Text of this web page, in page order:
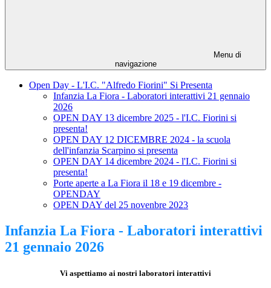
Menu di
navigazione
Open Day - L'I.C. "Alfredo Fiorini" Si Presenta
Infanzia La Fiora - Laboratori interattivi 21 gennaio
2026
OPEN DAY 13 dicembre 2025 - l'I.C. Fiorini si
presenta!
OPEN DAY 12 DICEMBRE 2024 - la scuola
dell'infanzia Scarpino si presenta
OPEN DAY 14 dicembre 2024 - l'I.C. Fiorini si
presenta!
Porte aperte a La Fiora il 18 e 19 dicembre -
OPENDAY
OPEN DAY del 25 novenbre 2023
Infanzia La Fiora - Laboratori interattivi
21 gennaio 2026
Vi aspettiamo ai nostri laboratori interattivi